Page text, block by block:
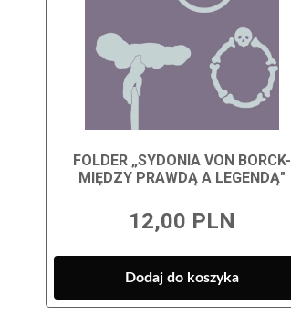
FOLDER „SYDONIA VON BORCK-
MIĘDZY PRAWDĄ A LEGENDĄ"
12,00 PLN
Dodaj do koszyka